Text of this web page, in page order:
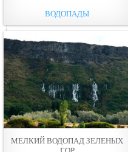
ВОДОПАДЫ
МЕЛКИЙ ВОДОПАД ЗЕЛЕНЫХ